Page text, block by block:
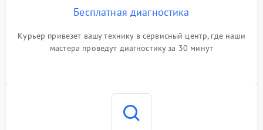
Бесплатная диагностика
Курьер привезет вашу технику в сервисный центр, где наши
мастера проведут диагностику за 30 минут